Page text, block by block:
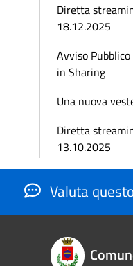
Diretta
18.12.2025
Avviso
in Sharing
Una nuova
Diretta
13.10.2025
Valuta